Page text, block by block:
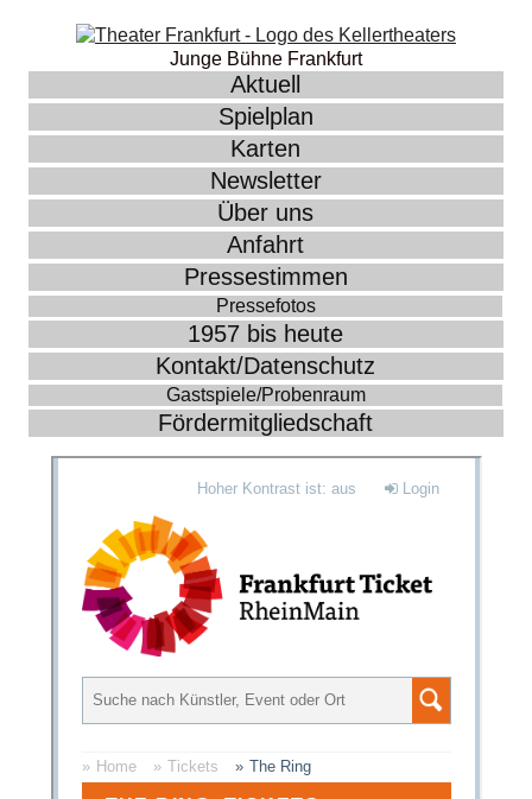
Junge Bühne Frankfurt
Aktuell
Spielplan
Karten
Newsletter
Über uns
Anfahrt
Pressestimmen
Pressefotos
1957 bis heute
Kontakt/Datenschutz
Gastspiele/Probenraum
Fördermitgliedschaft